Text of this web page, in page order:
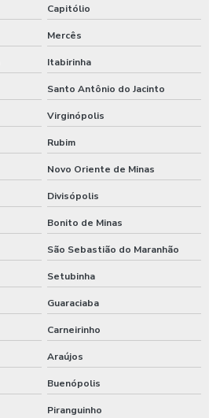
Capitólio
Mercês
Itabirinha
Santo Antônio do Jacinto
Virginópolis
Rubim
Novo Oriente de Minas
Divisópolis
Bonito de Minas
São Sebastião do Maranhão
Setubinha
Guaraciaba
Carneirinho
Araújos
Buenópolis
Piranguinho